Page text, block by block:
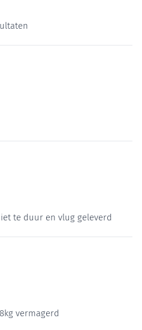
te duur en vlug geleverd
vermagerd